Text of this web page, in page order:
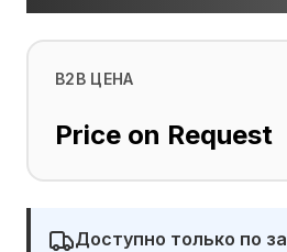
B2B ЦЕНА
Price on Request
Доступно только по